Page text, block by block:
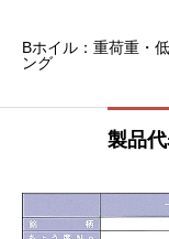
Bホイル：重荷重・
ング
製品